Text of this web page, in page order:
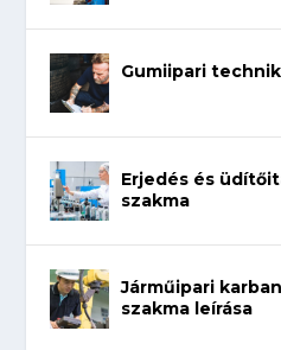
Gumiipari
Erjedés és
szakma
Járműipari
szakma leírása